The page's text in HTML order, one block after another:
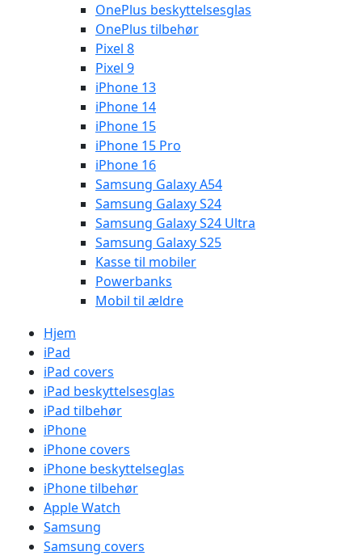
OnePlus beskyttelsesglas
OnePlus tilbehør
Pixel 8
Pixel 9
iPhone 13
iPhone 14
iPhone 15
iPhone 15 Pro
iPhone 16
Samsung Galaxy A54
Samsung Galaxy S24
Samsung Galaxy S24 Ultra
Samsung Galaxy S25
Kasse til mobiler
Powerbanks
Mobil til ældre
Hjem
iPad
iPad covers
iPad beskyttelsesglas
iPad tilbehør
iPhone
iPhone covers
iPhone beskyttelseglas
iPhone tilbehør
Apple Watch
Samsung
Samsung covers